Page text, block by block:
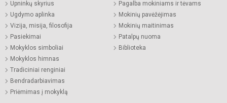
Upninkų skyrius
Ugdymo aplinka
Vizija, misija, filosofija
Pasiekimai
Mokyklos simboliai
Mokyklos himnas
Tradiciniai renginiai
Bendradarbiavimas
Priėmimas į mokyklą
Pagalba mokiniams ir tėvams
Mokinių pavėžėjimas
Mokinių maitinimas
Patalpų nuoma
Biblioteka